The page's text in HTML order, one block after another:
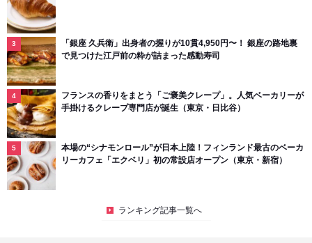
「銀座 久兵衛」出身者の握りが10貫4,950円〜！ 銀座の路地裏
で見つけた江戸前の粋が詰まった感動寿司
フランスの香りをまとう「ご褒美クレープ」。人気ベーカリーが
手掛けるクレープ専門店が誕生（東京・日比谷）
本場の“シナモンロール”が日本上陸！フィンランド最古のベーカ
リーカフェ「エクベリ」初の常設店オープン（東京・新宿）
ランキング記事一覧へ